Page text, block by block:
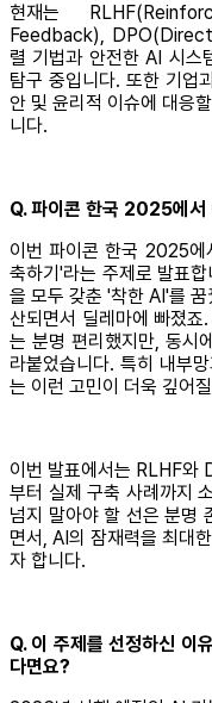
현재는
Feedback),
렬 기법과 안전한 AI 시스
탐구 중입니다. 또한 기업
안 및 윤리적 이슈에 대응
니다.
Q. 파이콘 한국 2025에서
이번 파이콘 한국 2025
축하기'라는 주제로 발표
을 모두 갖춘 '착한 AI'를
산되면서 딜레마에 빠졌
는 분명 편리했지만, 동시
라붙었습니다. 특히 내부
는 이런 고민이 더욱 깊어
이번 발표에서는 RLHF와
부터 실제 구축 사례까지
넘지 말아야 할 선은 분명
면서, AI의 잠재력을 최대
자 합니다.
Q. 이 주제를 선정하신 이
다면요?